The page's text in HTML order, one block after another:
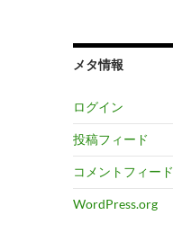
メタ情報
ログイン
投稿フィード
コメントフィード
WordPress.org